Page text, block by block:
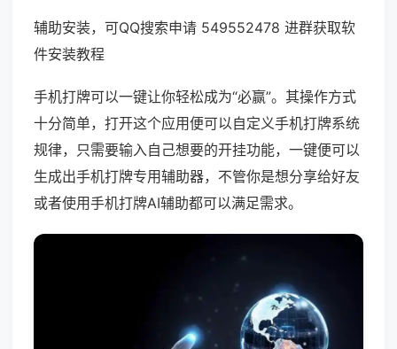
辅助安装，可QQ搜索申请 549552478 进群获取软
件安装教程
手机打牌可以一键让你轻松成为“必赢”。其操作方式
十分简单，打开这个应用便可以自定义手机打牌系统
规律，只需要输入自己想要的开挂功能，一键便可以
生成出手机打牌专用辅助器，不管你是想分享给好友
或者使用手机打牌AI辅助都可以满足需求。